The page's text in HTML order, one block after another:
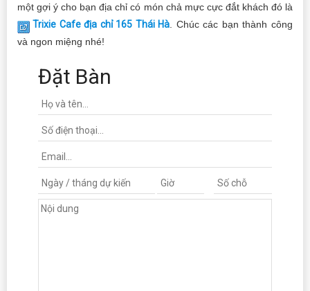
một gợi ý cho bạn địa chỉ có món chả mực cực đắt khách đó là
Trixie Cafe địa chỉ 165 Thái Hà . Chúc các bạn thành công
và ngon miệng nhé!
Đặt Bàn